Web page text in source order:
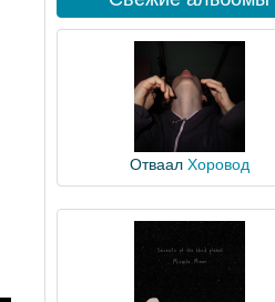
Отваал Хоровод